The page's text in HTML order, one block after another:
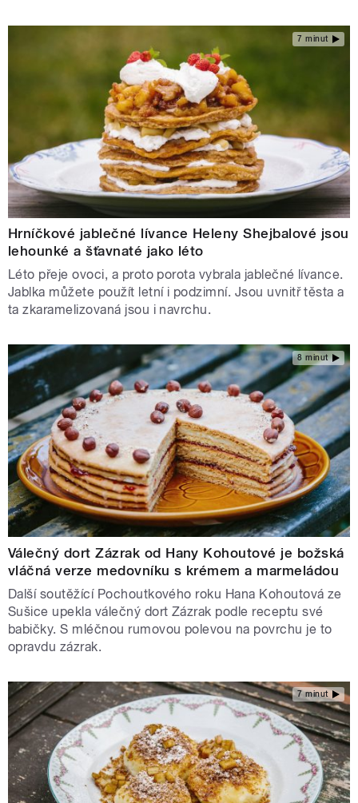
7 minut
Hrníčkové jablečné lívance Heleny Shejbalové jsou
lehounké a šťavnaté jako léto
Léto přeje ovoci, a proto porota vybrala jablečné lívance.
Jablka můžete použít letní i podzimní. Jsou uvnitř těsta a
ta zkaramelizovaná jsou i navrchu.
8 minut
Válečný dort Zázrak od Hany Kohoutové je božská
vláčná verze medovníku s krémem a marmeládou
Další soutěžící Pochoutkového roku Hana Kohoutová ze
Sušice upekla válečný dort Zázrak podle receptu své
babičky. S mléčnou rumovou polevou na povrchu je to
opravdu zázrak.
7 minut